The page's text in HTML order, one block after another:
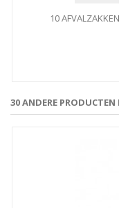
10
30 ANDERE